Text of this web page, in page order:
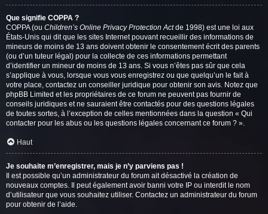
Que signifie COPPA ?
COPPA (ou Children’s Online Privacy Protection Actde 1998) est une loi aux
États-Unis qui dit que les sites Internet pouvant recueillir des informations de
mineurs de moins de 13 ans doivent obtenir le consentement écrit des parents
(ou d’un tuteur légal) pour la collecte de ces informations permettant
d’identifier un mineur de moins de 13 ans. Si vous n’êtes pas sûr que cela
s’applique à vous, lorsque vous vous enregistrez ou que quelqu’un le fait à
votre place, contactez un conseiller juridique pour obtenir son avis. Notez que
phpBB Limited et les propriétaires de ce forum ne peuvent pas fournir de
conseils juridiques et ne sauraient être contactés pour des questions légales
de toutes sortes, à l’exception de celles mentionnées dans la question « Qui
contacter pour les abus ou les questions légales concernant ce forum ? ».
Haut
Je souhaite m’enregistrer, mais je n’y parviens pas !
Il est possible qu’un administrateur du forum ait désactivé la création de
nouveaux comptes. Il peut également avoir banni votre IP ou interdit le nom
d’utilisateur que vous souhaitez utiliser. Contactez un administrateur du forum
pour obtenir de l’aide.